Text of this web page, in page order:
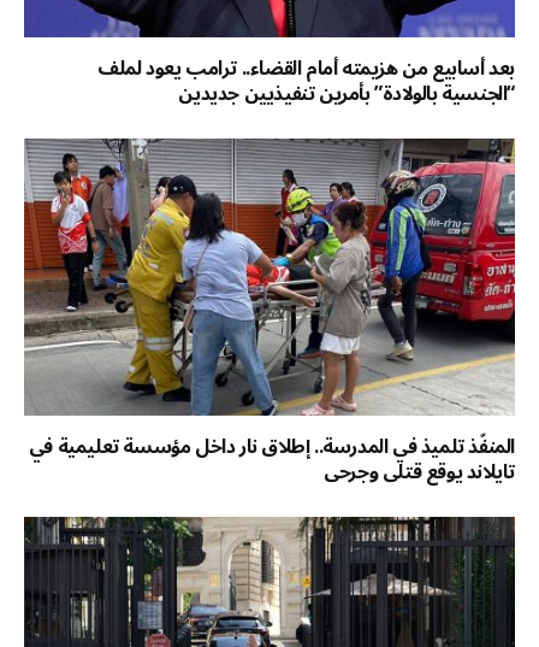
بعد أسابيع من هزيمته أمام القضاء.. ترامب يعود لملف
“الجنسية بالولادة” بأمرين تنفيذيين جديدين
المنفّذ تلميذ في المدرسة.. إطلاق نار داخل مؤسسة تعليمية في
تايلاند يوقع قتلى وجرحى